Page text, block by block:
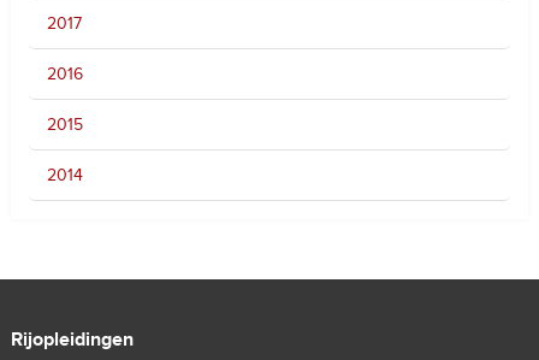
2017
2016
2015
2014
Rijopleidingen